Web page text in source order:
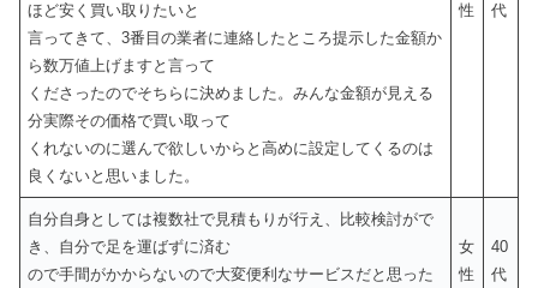
ほど安く買い取りたいと
言ってきて、3番目の業者に連絡したところ提示した金額か
ら数万値上げますと言って
くださったのでそちらに決めました。みんな金額が見える
分実際その価格で買い取って
くれないのに選んで欲しいからと高めに設定してくるのは
良くないと思いました。
性
代
自分自身としては複数社で見積もりが行え、比較検討がで
き、自分で足を運ばずに済む
ので手間がかからないので大変便利なサービスだと思った
女
性
40
代